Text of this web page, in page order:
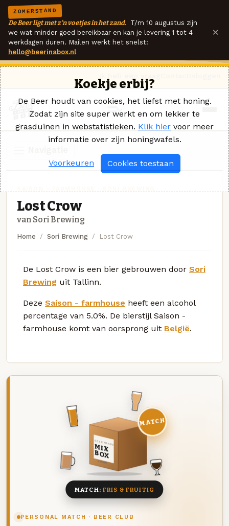
ZOMERSTAND
De Beer ligt met z'n voetjes in het zand. T/m 10 augustus zijn
we wat minder goed bereikbaar en kan je levering 1 tot 4
werkdagen duren. Mailen werkt het snelst:
hello@beerinabox.nl
×
Lost Crow
van Sori Brewing
Home Sori Brewing Lost Crow
De Lost Crow is een bier gebrouwen door Sori
Brewing uit Tallinn.
Deze Saison - farmhouse heeft een alcohol
percentage van 5.0%. De bierstijl Saison -
farmhouse komt van oorsprong uit België.
PERSONAL MATCH · BEER CLUB
DEZE MAAND
MIX
BOX
8 BIEREN
MATCH
MATCH: FRIS & FRUITIG
Koekje erbij?
De Beer houdt van cookies, het liefst met honing.
Zodat zijn site super werkt en om lekker te
grasduinen in webstatistieken. Klik hier voor meer
informatie over zijn honingwafels.
Voorkeuren Cookies toestaan